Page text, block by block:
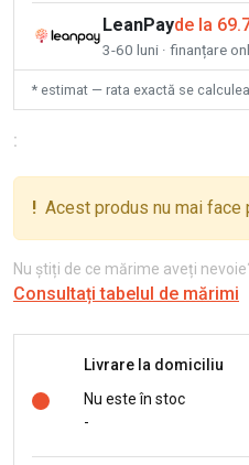
LeanPayde la
3-60 luni · finanțare
* estimat — rata exactă se
:
! Acest produs nu mai face
Nu știți de ce mărime aveți
Consultați tabelul de mărimi
Livrare la domiciliu
Nu este în stoc
-